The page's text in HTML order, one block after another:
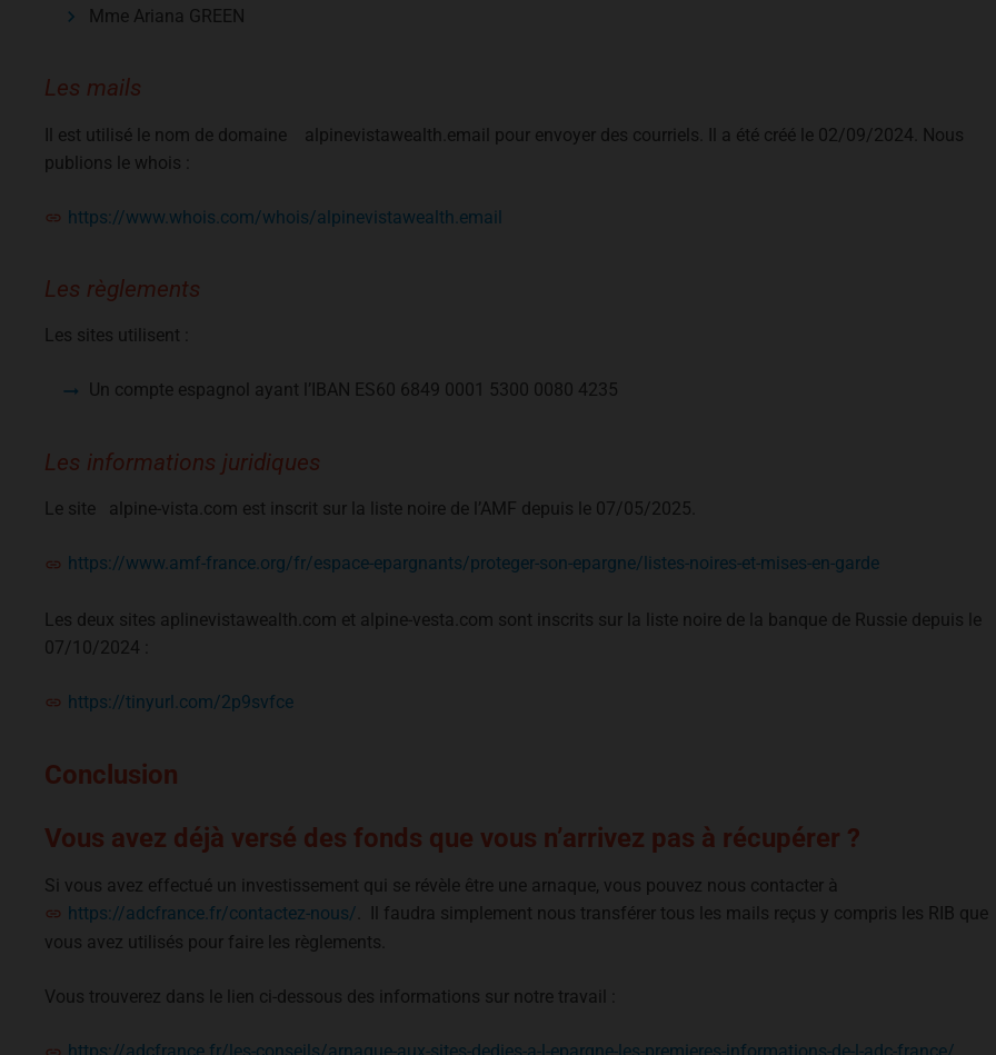
Mme Ariana GREEN
Les mails
Il est utilisé le nom de domaine alpinevistawealth.email
pour envoyer des courriels. Il a été créé le 02/09/2024. Nous
publions le whois :
https://www.whois.com/whois/alpinevistawealth.email
Les règlements
Les sites utilisent :
Un compte espagnol ayant l’IBAN ES60 6849 0001 5300 0080 4235
Les informations juridiques
Le site alpine-vista.com est inscrit sur la liste noire de l’AMF depuis le 07/05/2025.
https://www.amf-france.org/fr/espace-epargnants/proteger-son-epargne/listes-noires-et-mises-en-garde
Les deux sites aplinevistawealth.com et alpine-vesta.com sont inscrits sur la liste noire de la banque de Russie depuis le
07/10/2024 :
https://tinyurl.com/2p9svfce
Conclusion
Vous avez déjà versé des fonds que vous n’arrivez pas à récupérer ?
Si vous avez effectué un investissement qui se révèle être une arnaque, vous pouvez nous contacter à
https://adcfrance.fr/contactez-nous/ . Il faudra simplement nous transférer tous les mails reçus y compris les RIB que
vous avez utilisés pour faire les règlements.
Vous trouverez dans le lien ci-dessous des informations sur notre travail :